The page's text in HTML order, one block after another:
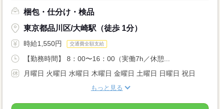
梱包・仕分け・検品
東京都品川区/大崎駅（徒歩 1分）
時給1,550円 交通費全額支給
【勤務時間】 8：00〜16：00（実働7h／休憩...
月曜日 火曜日 水曜日 木曜日 金曜日 土曜日 日曜日 祝日
もっと見る